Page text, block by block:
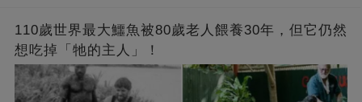
110歲世界最大鱷魚被80歲老人餵養30年，但它仍然
想吃掉「牠的主人」！